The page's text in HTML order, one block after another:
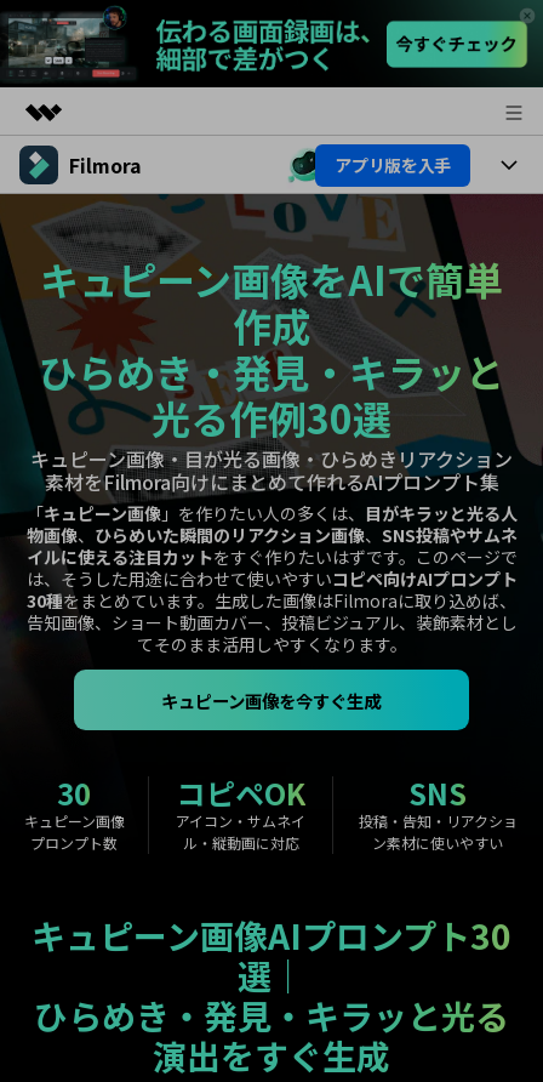
製品
AIGCサービス
ユーティリティ
法人・教育・パートナー
概要
ソリューション
企業情報
プラン＆価格
サポート
Filmora アプリ版を入手
製品
プラットフォーム
製品機能
AI機能
AI機能
AIヒント
活用法
Filmoraのユーザー層
ビデオソリューション
動画編集関連知識
動画編集のコツ
サポート
サポート
カスタマーサポート
ブランド紹介
購入する ログイン
キュピーン画像をAIで簡単
作成
ひらめき・発見・キラッと
光る作例30選
キュピーン画像・目が光る画像・ひらめきリアクション
素材をFilmora向けにまとめて作れるAIプロンプト集
「キュピーン画像」を作りたい人の多くは、 目がキラッと光る人
物画像、 ひらめいた瞬間のリアクション画像、 SNS投稿やサムネ
イルに使える注目カットをすぐ作りたいはずです。このページで
は、そうした用途に合わせて使いやすいコピペ向けAIプロンプト
30種をまとめています。生成した画像はFilmoraに取り込めば、
告知画像、ショート動画カバー、投稿ビジュアル、装飾素材とし
てそのまま活用しやすくなります。
キュピーン画像を今すぐ生成
30
キュピーン画像
プロンプト数
コピペOK
アイコン・サムネイ
ル・縦動画に対応
SNS
投稿・告知・リアクショ
ン素材に使いやすい
キュピーン画像AIプロンプト30
選｜
ひらめき・発見・キラッと光る
演出をすぐ生成